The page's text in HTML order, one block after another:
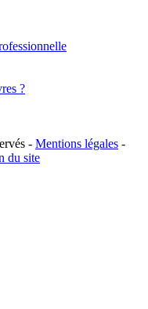
?
- Mentions légales -
du site